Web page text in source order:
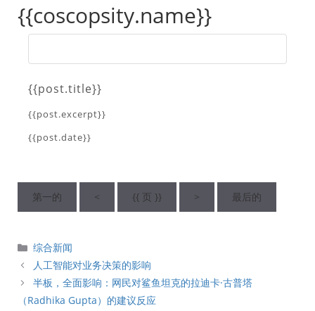
{{coscopsity.name}}
{{post.title}}
{{post.excerpt}}
{{post.date}}
第一的 < {{ 页 }} > 最后的
分
類
综合新闻
人工智能对业务决策的影响
半板，全面影响：网民对鲨鱼坦克的拉迪卡·古普塔
（Radhika Gupta）的建议反应